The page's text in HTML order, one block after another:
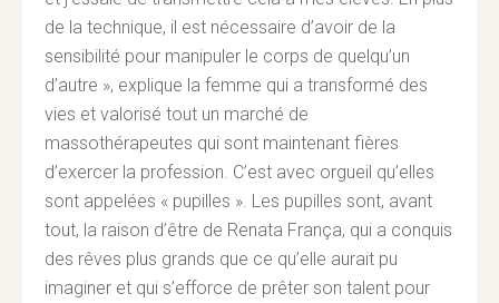
de la technique, il est nécessaire d’avoir de la
sensibilité pour manipuler le corps de quelqu’un
d’autre », explique la femme qui a transformé des
vies et valorisé tout un marché de
massothérapeutes qui sont maintenant fières
d’exercer la profession. C’est avec orgueil qu’elles
sont appelées « pupilles ». Les pupilles sont, avant
tout, la raison d’être de Renata França, qui a conquis
des rêves plus grands que ce qu’elle aurait pu
imaginer et qui s’efforce de prêter son talent pour